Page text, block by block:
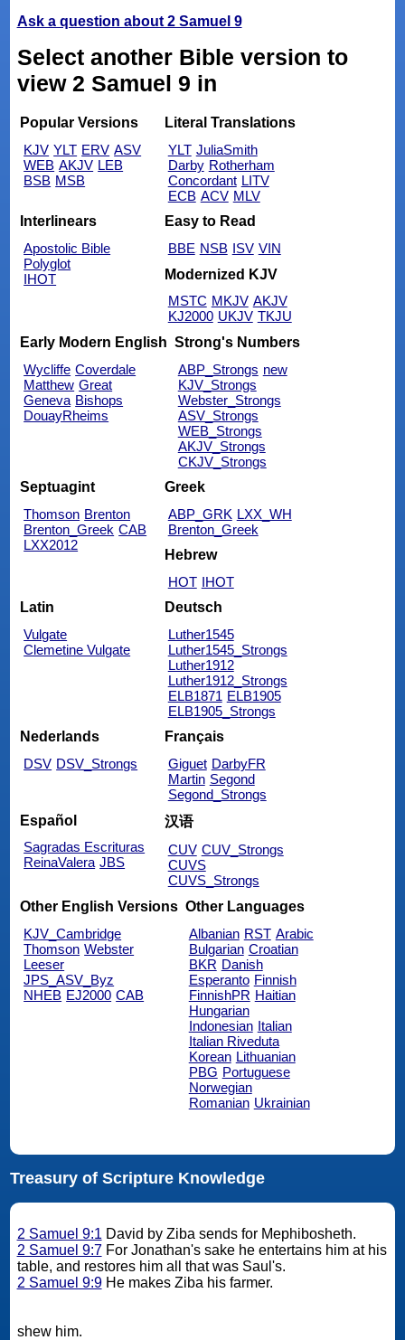
Ask a question about 2 Samuel 9
Select another Bible version to
view 2 Samuel 9 in
Popular Versions
KJV YLT ERV ASV
WEB AKJV LEB
BSB MSB
Literal Translations
YLT JuliaSmith
Darby Rotherham
Concordant LITV
ECB ACV MLV
Interlinears
Apostolic Bible
Polyglot
IHOT
Easy to Read
BBE NSB ISV VIN
Modernized KJV
MSTC MKJV AKJV
KJ2000 UKJV TKJU
Early Modern English
Wycliffe Coverdale
Matthew Great
Geneva Bishops
DouayRheims
Strong's Numbers
ABP_Strongs new
KJV_Strongs
Webster_Strongs
ASV_Strongs
WEB_Strongs
AKJV_Strongs
CKJV_Strongs
Septuagint
Thomson Brenton
Brenton_Greek CAB
LXX2012
Greek
ABP_GRK LXX_WH
Brenton_Greek
Hebrew
HOT IHOT
Latin
Vulgate
Clemetine Vulgate
Deutsch
Luther1545
Luther1545_Strongs
Luther1912
Luther1912_Strongs
ELB1871 ELB1905
ELB1905_Strongs
Nederlands
DSV DSV_Strongs
Français
Giguet DarbyFR
Martin Segond
Segond_Strongs
Español
Sagradas Escrituras
ReinaValera JBS
汉语
CUV CUV_Strongs
CUVS
CUVS_Strongs
Other English Versions
KJV_Cambridge
Thomson Webster
Leeser
JPS_ASV_Byz
NHEB EJ2000 CAB
Other Languages
Albanian RST Arabic
Bulgarian Croatian
BKR Danish
Esperanto Finnish
FinnishPR Haitian
Hungarian
Indonesian Italian
Italian Riveduta
Korean Lithuanian
PBG Portuguese
Norwegian
Romanian Ukrainian
Treasury of Scripture Knowledge
2 Samuel 9:1 David by Ziba sends for Mephibosheth.
2 Samuel 9:7For Jonathan's sake he entertains him at his
table, and restores him all that was Saul's.
2 Samuel 9:9He makes Ziba his farmer.
shew him.